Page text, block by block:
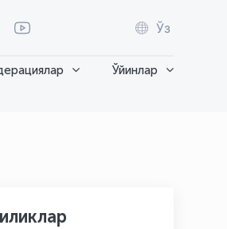
Ўз
Ўйинлар